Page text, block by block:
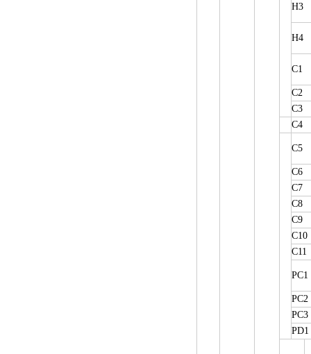
H3
H4
C1
C2
C3
C4
C5
C6
C7
C8
C9
C10
C11
PC1
PC2
PC3
PD1